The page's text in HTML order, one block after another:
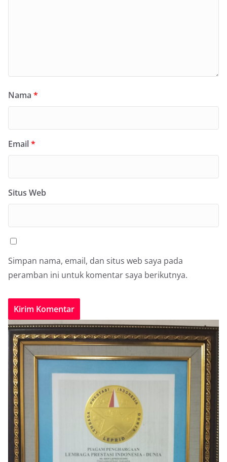
Nama *
Email*
Situs Web
Simpan nama, email, dan situs web saya pada
peramban ini untuk komentar saya berikutnya.